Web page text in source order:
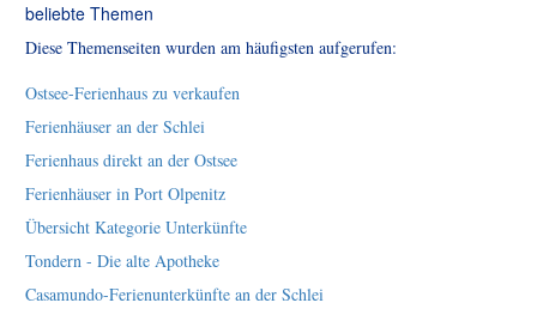
beliebte Themen
Diese Themenseiten wurden am häufigsten aufgerufen:
Ostsee-Ferienhaus zu verkaufen
Ferienhäuser an der Schlei
Ferienhaus direkt an der Ostsee
Ferienhäuser in Port Olpenitz
Übersicht Kategorie Unterkünfte
Tondern - Die alte Apotheke
Casamundo-Ferienunterkünfte an der Schlei